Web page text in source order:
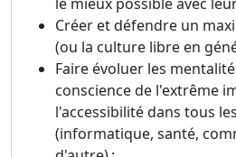
Créer et défendre un
(ou la culture libre en
Faire évoluer les
conscience de l'extrême
l'accessibilité dans tous
(informatique, santé,